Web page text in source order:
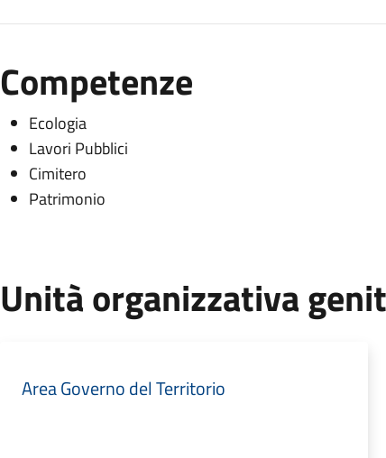
Competenze
Ecologia
Lavori Pubblici
Cimitero
Patrimonio
Unità organizzativa
Area Governo del Territorio